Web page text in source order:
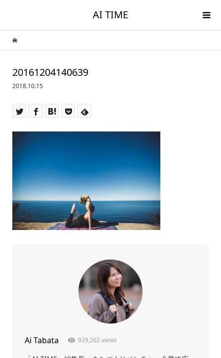
AI TIME
20161204140639
2018.10.15
Ai Tabata 929,262 views